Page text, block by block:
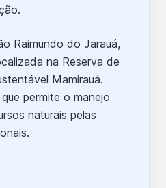
Raimundo do Jarauá,
na Reserva de
Mamirauá.
permite o manejo
naturais pelas